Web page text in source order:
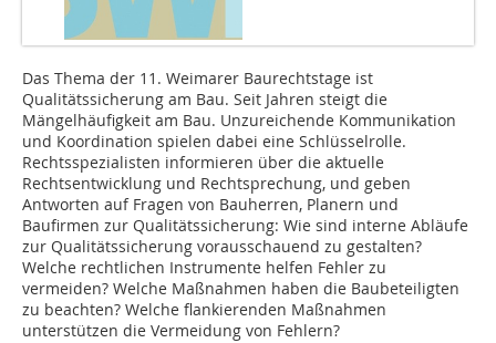
Das Thema der 11. Weimarer Baurechtstage ist
Qualitätssicherung am Bau. Seit Jahren steigt die
Mängelhäufigkeit am Bau. Unzureichende Kommunikation
und Koordination spielen dabei eine Schlüsselrolle.
Rechtsspezialisten informieren über die aktuelle
Rechtsentwicklung und Rechtsprechung, und geben
Antworten auf Fragen von Bauherren, Planern und
Baufirmen zur Qualitätssicherung: Wie sind interne Abläufe
zur Qualitätssicherung vorausschauend zu gestalten?
Welche rechtlichen Instrumente helfen Fehler zu
vermeiden? Welche Maßnahmen haben die Baubeteiligten
zu beachten? Welche flankierenden Maßnahmen
unterstützen die Vermeidung von Fehlern?